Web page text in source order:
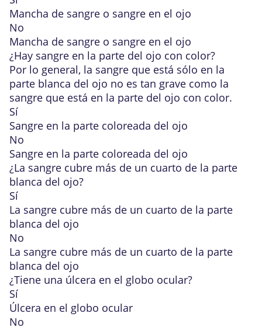
Mancha de sangre o sangre en el ojo
No
Mancha de sangre o sangre en el ojo
¿Hay sangre en la parte del ojo con color?
Por lo general, la sangre que está sólo en la
parte blanca del ojo no es tan grave como la
sangre que está en la parte del ojo con color.
Sí
Sangre en la parte coloreada del ojo
No
Sangre en la parte coloreada del ojo
¿La sangre cubre más de un cuarto de la parte
blanca del ojo?
Sí
La sangre cubre más de un cuarto de la parte
blanca del ojo
No
La sangre cubre más de un cuarto de la parte
blanca del ojo
¿Tiene una úlcera en el globo ocular?
Sí
Úlcera en el globo ocular
No